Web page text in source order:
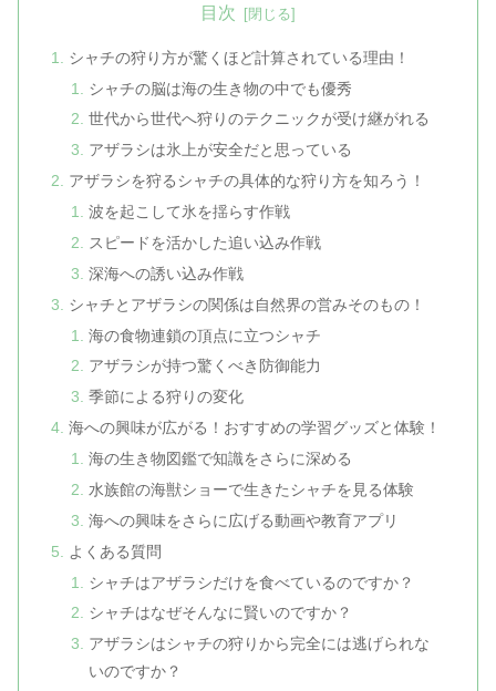
目次
シャチの狩り方が驚くほど計算されている理由！
シャチの脳は海の生き物の中でも優秀
世代から世代へ狩りのテクニックが受け継がれる
アザラシは氷上が安全だと思っている
アザラシを狩るシャチの具体的な狩り方を知ろう！
波を起こして氷を揺らす作戦
スピードを活かした追い込み作戦
深海への誘い込み作戦
シャチとアザラシの関係は自然界の営みそのもの！
海の食物連鎖の頂点に立つシャチ
アザラシが持つ驚くべき防御能力
季節による狩りの変化
海への興味が広がる！おすすめの学習グッズと体験！
海の生き物図鑑で知識をさらに深める
水族館の海獣ショーで生きたシャチを見る体験
海への興味をさらに広げる動画や教育アプリ
よくある質問
シャチはアザラシだけを食べているのですか？
シャチはなぜそんなに賢いのですか？
アザラシはシャチの狩りから完全には逃げられな
いのですか？